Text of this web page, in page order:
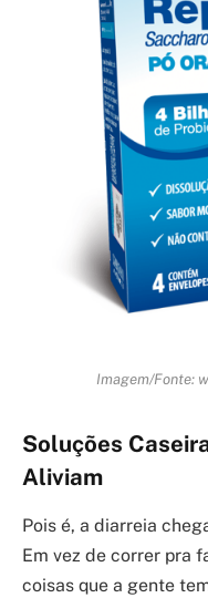
Imagem/Fonte:
Soluções
Aliviam
Pois é, a diarreia
Em vez de correr pra
coisas que a gente